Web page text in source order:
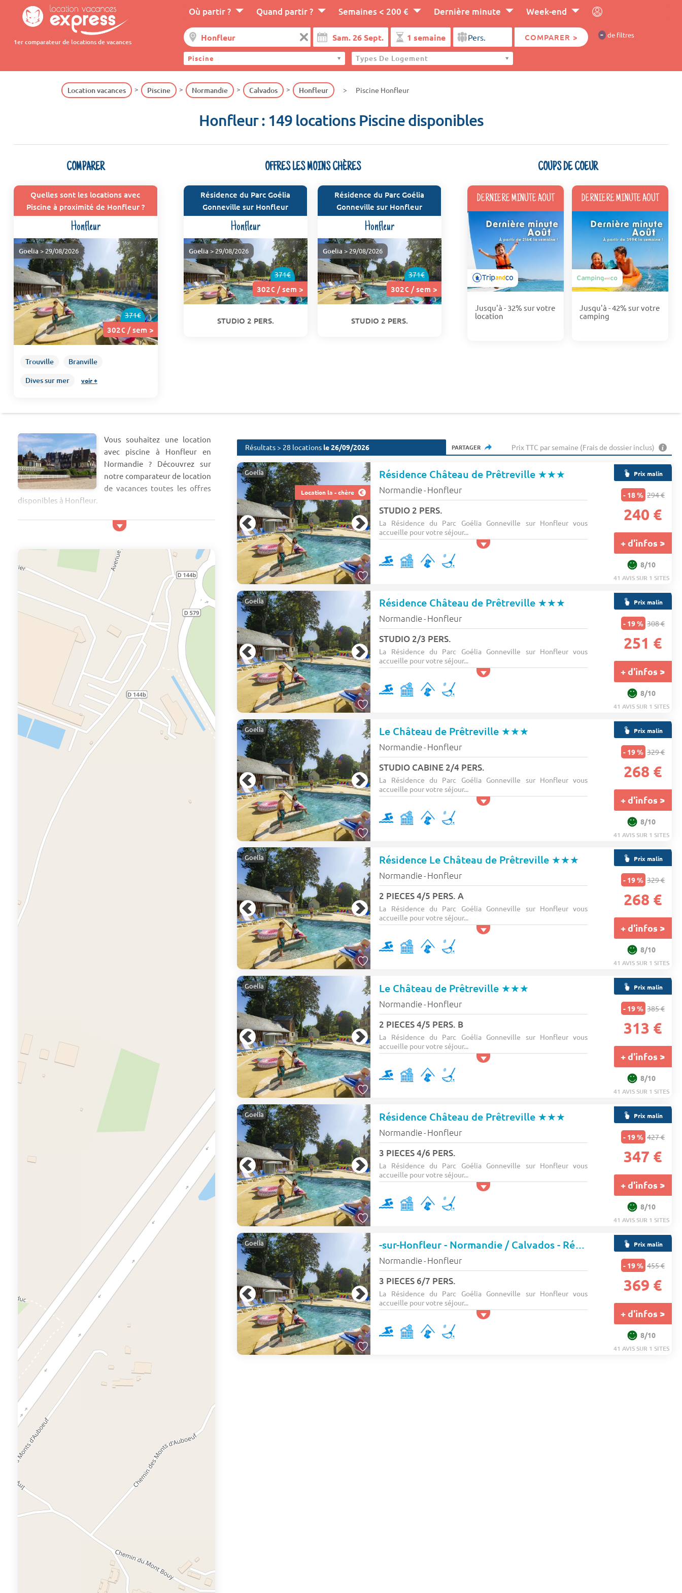
1er comparateur de locations de vacances
Où partir ? Quand partir ? Semaines < 200 € Dernière minute Week-end
COMPARER > - de filtres
Piscine Types De Logement
Location vacances Piscine Normandie Calvados Honfleur Piscine Honfleur
Honfleur : 149 locations Piscine disponibles
COMPARER
Quelles sont les locations avec
Piscine à proximité de Honfleur ?
Honfleur
371€
302€ / sem >
Goelia > 29/08/2026
Trouville
Branville
Dives sur mer
voir +
OFFRES LES MOINS CHÈRES
Résidence du Parc Goélia
Gonneville sur Honfleur
Honfleur
371€
302€ / sem >
Goelia > 29/08/2026
STUDIO 2 PERS.
Résidence du Parc Goélia
Gonneville sur Honfleur
Honfleur
371€
302€ / sem >
Goelia > 29/08/2026
STUDIO 2 PERS.
COUPS DE COEUR
DERNIERE MINUTE AOUT
Jusqu'à - 32% sur votre
location
DERNIERE MINUTE AOUT
Jusqu'à - 42% sur votre
camping
Vous souhaitez une location
avec piscine à Honfleur en
Normandie ? Découvrez sur
notre comparateur de location
de vacances toutes les offres
disponibles à Honfleur.
Choisissez votre location avec piscine à
Résidence avec piscine intérieure ? extérieure ? chauffée
ou non ? ou plutôt mobil home ? Honfleur dispose de
plusieurs locations de vacances parfaites pour des
séjours en fami...
Résultats > 28 locations le 26/09/2026 PARTAGER Prix TTC par semaine (Frais de dossier inclus)
Location la - chère
Goelia Résidence Château de Prêtreville ★★★
Normandie- Honfleur
STUDIO 2 PERS.
La Résidence du Parc Goélia Gonneville sur Honfleur vous
accueille pour votre séjour...
Prix malin
- 18 % 294 €
240 €
+ d'infos >
8/10
41 AVIS SUR 1 SITES
Goelia Résidence Château de Prêtreville ★★★
Normandie- Honfleur
STUDIO 2/3 PERS.
La Résidence du Parc Goélia Gonneville sur Honfleur vous
accueille pour votre séjour...
Prix malin
- 19 % 308 €
251 €
+ d'infos >
8/10
41 AVIS SUR 1 SITES
Goelia Le Château de Prêtreville ★★★
Normandie- Honfleur
STUDIO CABINE 2/4 PERS.
La Résidence du Parc Goélia Gonneville sur Honfleur vous
accueille pour votre séjour...
Prix malin
- 19 % 329 €
268 €
+ d'infos >
8/10
41 AVIS SUR 1 SITES
Goelia Résidence Le Château de Prêtreville ★★★
Normandie- Honfleur
2 PIECES 4/5 PERS. A
La Résidence du Parc Goélia Gonneville sur Honfleur vous
accueille pour votre séjour...
Prix malin
- 19 % 329 €
268 €
+ d'infos >
8/10
41 AVIS SUR 1 SITES
Goelia Le Château de Prêtreville ★★★
Normandie- Honfleur
2 PIECES 4/5 PERS. B
La Résidence du Parc Goélia Gonneville sur Honfleur vous
accueille pour votre séjour...
Prix malin
- 19 % 385 €
313 €
+ d'infos >
8/10
41 AVIS SUR 1 SITES
Goelia Résidence Château de Prêtreville ★★★
Normandie- Honfleur
3 PIECES 4/6 PERS.
La Résidence du Parc Goélia Gonneville sur Honfleur vous
accueille pour votre séjour...
Prix malin
- 19 % 427 €
347 €
+ d'infos >
8/10
41 AVIS SUR 1 SITES
Goelia -sur-Honfleur - Normandie / Calvados - Résidence Le Château de Prêtreville
Normandie- Honfleur
3 PIECES 6/7 PERS.
La Résidence du Parc Goélia Gonneville sur Honfleur vous
accueille pour votre séjour...
Prix malin
- 19 % 455 €
369 €
+ d'infos >
8/10
41 AVIS SUR 1 SITES